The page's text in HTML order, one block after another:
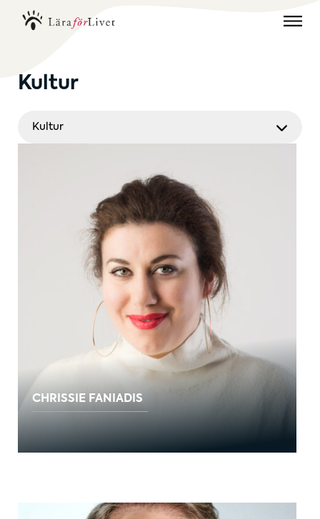
Kultur
Kultur
CHRISSIE FANIADIS